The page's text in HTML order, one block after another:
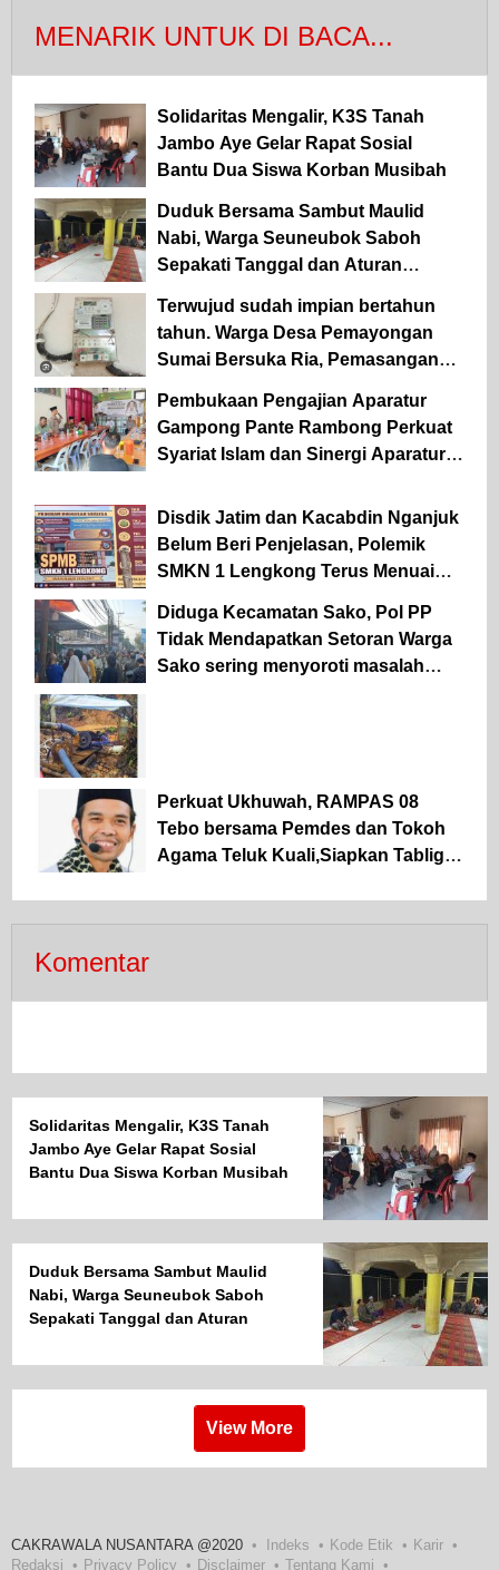
MENARIK UNTUK DI BACA...
Solidaritas Mengalir, K3S Tanah
Jambo Aye Gelar Rapat Sosial
Duduk Bersama Sambut Maulid
Nabi, Warga Seuneubok Saboh
Sepakati Tanggal dan Aturan
Terwujud sudah impian bertahun
tahun. Warga Desa Pemayongan
Sumai Bersuka Ria, Pemasangan
Pembukaan Pengajian Aparatur
Gampong Pante Rambong Perkuat
Syariat Islam dan Sinergi Aparatur
Disdik Jatim dan Kacabdin Nganjuk
Belum Beri Penjelasan, Polemik
SMKN 1 Lengkong Terus Menuai
Diduga Kecamatan Sako, Pol PP
Tidak Mendapatkan Setoran Warga
Sako sering menyoroti masalah
Perkuat Ukhuwah, RAMPAS 08
Tebo bersama Pemdes dan Tokoh
Agama Teluk Kuali,Siapkan Tabligh
Komentar
Solidaritas Mengalir, K3S Tanah
Jambo Aye Gelar Rapat Sosial
Bantu Dua Siswa Korban Musibah
Duduk Bersama Sambut Maulid
Nabi, Warga Seuneubok Saboh
Sepakati Tanggal dan Aturan
View More
CAKRAWALA NUSANTARA @2020 Indeks Kode Etik
Karir
Redaksi
Privacy Policy Disclaimer Tentang Kami